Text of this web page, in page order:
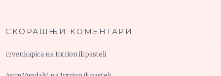
СКОРАШЊИ КОМЕНТАРИ
crvenkapica наIntrion ili pasteli